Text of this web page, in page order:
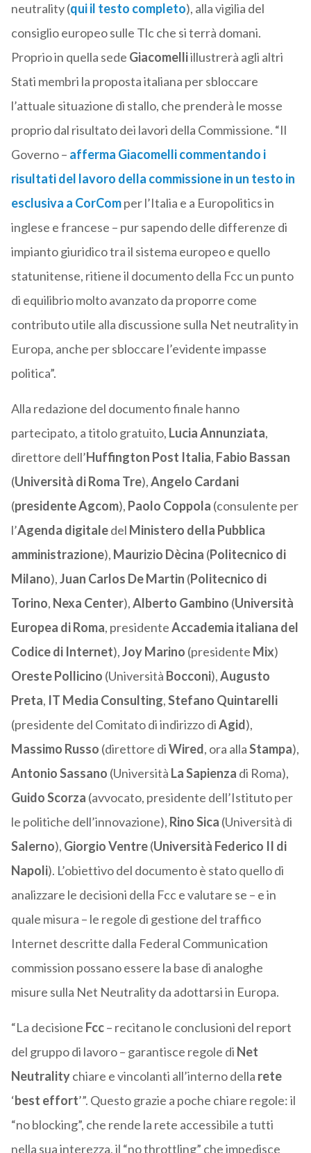
neutrality (qui il testo completo), alla vigilia del
consiglio europeo sulle Tlc che si terrà domani.
Proprio in quella sede Giacomelliillustrerà agli altri
Stati membri la proposta italiana per sbloccare
l’attuale situazione di stallo, che prenderà le mosse
proprio dal risultato dei lavori della Commissione. “Il
Governo – afferma Giacomelli commentando i
risultati del lavoro della commissione in un testo in
esclusiva a CorComper l’Italia e a Europolitics in
inglese e francese – pur sapendo delle differenze di
impianto giuridico tra il sistema europeo e quello
statunitense, ritiene il documento della Fcc un punto
di equilibrio molto avanzato da proporre come
contributo utile alla discussione sulla Net neutrality in
Europa, anche per sbloccare l’evidente impasse
politica”.
Alla redazione del documento finale hanno
partecipato, a titolo gratuito, Lucia Annunziata,
direttore dell’Huffington Post Italia, Fabio Bassan
(Università di Roma Tre),Angelo Cardani
(presidente Agcom), Paolo Coppola (consulente per
l’Agenda digitaledel Ministero della Pubblica
amministrazione), Maurizio Dècina (Politecnico di
Milano),Juan Carlos De Martin (Politecnico di
Torino, Nexa Center),Alberto Gambino (Università
Europea di Roma, presidenteAccademia italiana del
Codice di Internet),Joy Marino (presidente Mix)
Oreste Pollicino (Università Bocconi),Augusto
Preta, IT Media Consulting,Stefano Quintarelli
(presidente del Comitato di indirizzo diAgid),
Massimo Russo (direttore diWired, ora allaStampa),
Antonio Sassano (Università La Sapienza di Roma),
Guido Scorza (avvocato, presidente dell’Istituto per
le politiche dell’innovazione), Rino Sica (Università di
Salerno), Giorgio Ventre(Università Federico II di
Napoli). L’obiettivo del documento è stato quello di
analizzare le decisioni della Fcc e valutare se – e in
quale misura – le regole di gestione del traffico
Internet descritte dalla Federal Communication
commission possano essere la base di analoghe
misure sulla Net Neutrality da adottarsi in Europa.
“La decisione Fcc– recitano le conclusioni del report
del gruppo di lavoro – garantisce regole di Net
Neutralitychiare e vincolanti all’interno della rete
‘best effort’”. Questo grazie a poche chiare regole: il
“no blocking”, che rende la rete accessibile a tutti
nella sua interezza, il “no throttling” che impedisce